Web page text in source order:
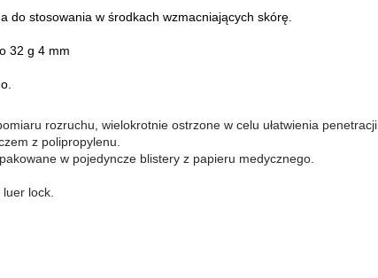
do stosowania w środkach wzmacniających skórę.
32 g 4 mm
rozruchu, wielokrotnie ostrzone w celu ułatwienia penetracji.
z polipropylenu.
w pojedyncze blistery z papieru medycznego.
lock.